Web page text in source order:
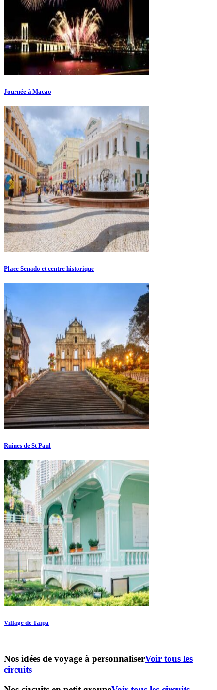
Journée à Macao
Place Senado et centre historique
Ruines de St Paul
Village de Taipa
Nos idées de voyage à personnaliserVoir tous les
circuits